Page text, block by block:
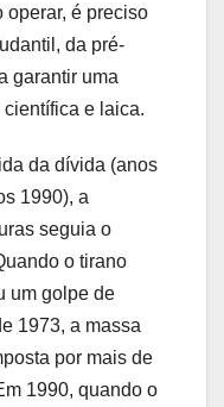
operar, é preciso
da pré-
garantir uma
e laica.
da dívida (anos
1990), a
seguia o
o tirano
um golpe de
1973, a massa
por mais de
1990, quando o